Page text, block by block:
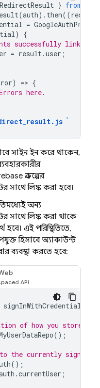
} from
(auth). then((result
=
)
{
successfully linked.
= result.user ;
) => {
here.
. js
সাইন ইন করে থাকেন,
প্রকল্পের
সাথে লিঙ্ক করা হবে।
অন্য
সাথে লিঙ্ক করা থাকে
হবে। এই পরিস্থিতিতে,
হিসাবে অ্যাকাউন্ট
ব্যবস্থা করতে হবে:
signInWithCredential
of how you store
();
the currently signed-
();
.currentUser ;